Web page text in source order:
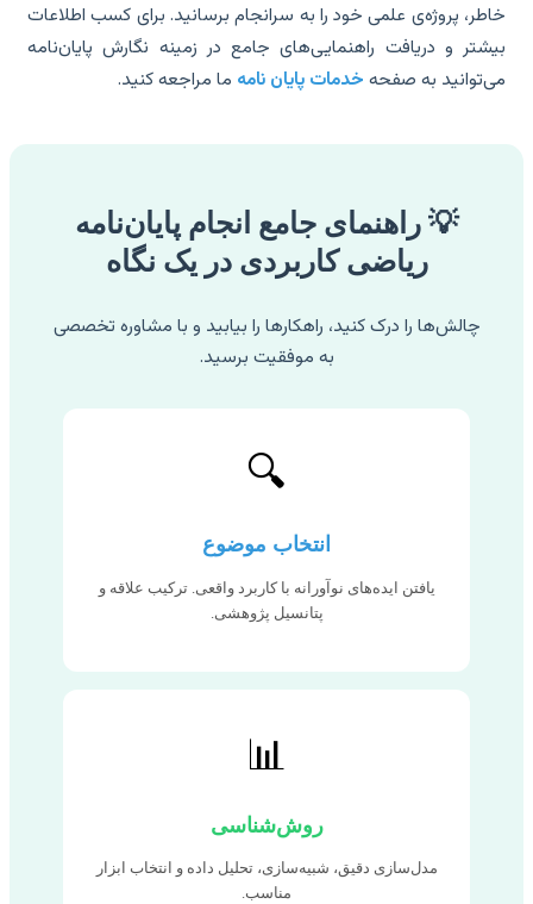
پروژه‌ی علمی خود را به سرانجام برسانید. برای کسب اطلاعات
و دریافت راهنمایی‌های جامع در زمینه نگارش پایان‌نامه
به صفحهخدمات پایان نامهما مراجعه کنید.
💡 راهنمای جامع انجام پایان‌نامه
ریاضی کاربردی در یک نگاه
چالش‌ها را درک کنید، راهکارها را بیابید و با مشاوره تخصصی
به موفقیت برسید.
انتخاب موضوع
یافتن ایده‌های نوآورانه با کاربرد واقعی. ترکیب علاقه و
پتانسیل پژوهشی.
روش‌شناسی
مدل‌سازی دقیق، شبیه‌سازی، تحلیل داده و انتخاب ابزار
مناسب.